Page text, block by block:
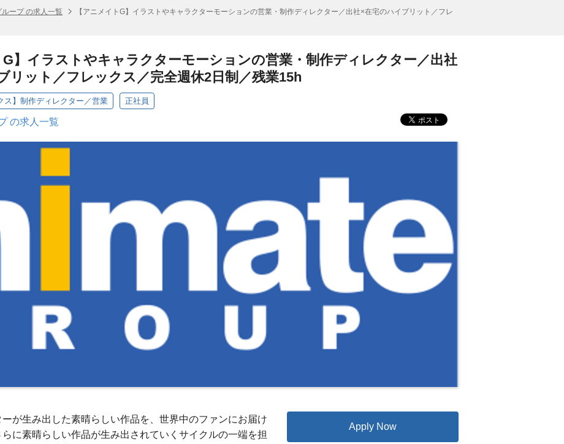
ープ の求人一覧
【アニメイトG】イラストやキャラクターモーションの営業・制作ディレクター／出社×在宅のハイブリット／フレ
G】イラストやキャラクターモーションの営業・制作ディレクター／出社
リット／フレックス／完全週休2日制／残業15h
ス】制作ディレクター／営業 正社員
の求人一覧
が生み出した素晴らしい作品を、世界中のファンにお届け
に素晴らしい作品が生み出されていくサイクルの一端を担
Apply Now